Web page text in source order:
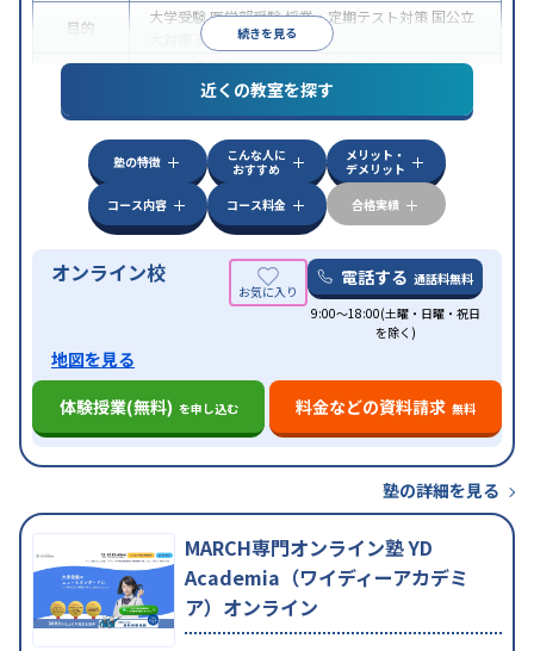
続きを見る
目的
大学受験医学部受験授業・定期テスト対策 国公立
英検(英語検定)対策
中高一貫校生に対応授業の振替可能オンライン対
自習室あり
近くの教室を探す
塾の特徴
こんな人に
おすすめ
メリット・
デメリット
コース内容
コース料金 合格実績
オンライン校 電話する 通話料無料
9:00～18:00(土曜・日曜・祝日
を除く)
地図を見る
体験授業(無料) を申し込む 料金などの資料請求 無料
塾の詳細を見る
MARCH専門オンライン塾 YD
Academia（ワイディーアカデミ
ア）オンライン